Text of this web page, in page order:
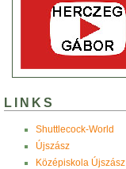
LINKS
Shuttlecock-World
Újszász
Középiskola Újszász